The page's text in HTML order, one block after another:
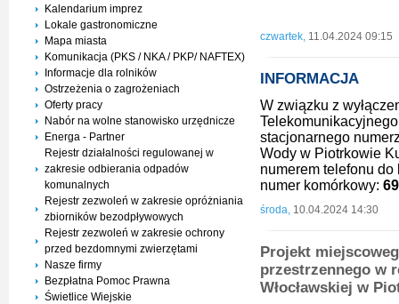
Kalendarium imprez
Lokale gastronomiczne
Mapa miasta
Komunikacja (PKS / NKA / PKP/ NAFTEX)
Informacje dla rolników
Ostrzeżenia o zagrożeniach
Oferty pracy
Nabór na wolne stanowisko urzędnicze
Energa - Partner
Rejestr działalności regulowanej w
zakresie odbierania odpadów
komunalnych
Rejestr zezwoleń w zakresie opróżniania
zbiorników bezodpływowych
Rejestr zezwoleń w zakresie ochrony
przed bezdomnymi zwierzętami
Nasze firmy
Bezpłatna Pomoc Prawna
Świetlice Wiejskie
czwartek, 11.04.2024 09:15
INFORMACJA
W związku z
stacjonarnego
Wody w Piotrkowie
numerem telefonu do
numer komórkowy:
środa, 10.04.2024 14:30
Projekt
przestrzennego w
Włocławskiej w